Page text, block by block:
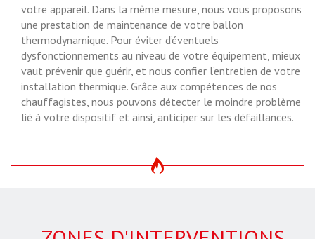
votre appareil. Dans la même mesure, nous vous proposons
une prestation de maintenance de votre ballon
thermodynamique. Pour éviter d’éventuels
dysfonctionnements au niveau de votre équipement, mieux
vaut prévenir que guérir, et nous confier l’entretien de votre
installation thermique. Grâce aux compétences de nos
chauffagistes, nous pouvons détecter le moindre problème
lié à votre dispositif et ainsi, anticiper sur les défaillances.